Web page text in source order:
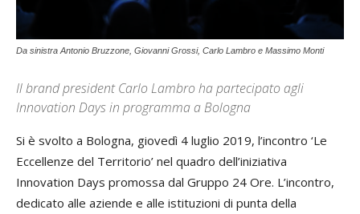
Da sinistra Antonio Bruzzone, Giovanni Grossi, Carlo Lambro e Massimo Monti
Il brand president Carlo Lambro ha partecipato agli
Innovation Days in programma a Bologna
Si è svolto a Bologna, giovedì 4 luglio 2019, l’incontro ‘Le
Eccellenze del Territorio’ nel quadro dell’iniziativa
Innovation Days promossa dal Gruppo 24 Ore. L’incontro,
dedicato alle aziende e alle istituzioni di punta della